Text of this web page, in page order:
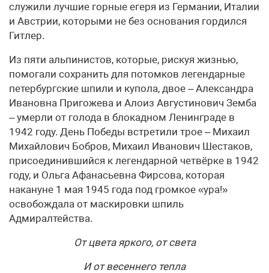
служили лучшие горные егеря из Германии, Италии
и Австрии, которыми не без основания гордился
Гитлер.
Из пяти альпинистов, которые, рискуя жизнью,
помогали сохранить для потомков легендарные
петербургские шпили и купола, двое – Александра
Ивановна Пригожева и Алоиз Августинович Земба
– умерли от голода в блокадном Ленинграде в
1942 году. День Победы встретили трое – Михаил
Михайлович Бобров, Михаил Иванович Шестаков,
присоединившийся к легендарной четвёрке в 1942
году, и Ольга Афанасьевна Фирсова, которая
накануне 1 мая 1945 года под громкое «ура!»
освобождала от маскировки шпиль
Адмиралтейства.
От цвета яркого, от света
И от весеннего тепла